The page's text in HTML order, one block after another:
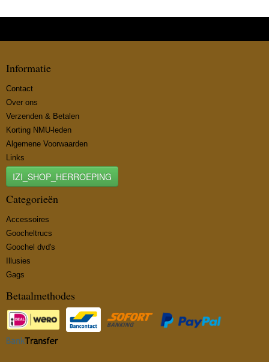
Informatie
Contact
Over ons
Verzenden & Betalen
Korting NMU-leden
Algemene Voorwaarden
Links
IZI_SHOP_HERROEPING
Categorieën
Accessoires
Goocheltrucs
Goochel dvd's
Illusies
Gags
Betaalmethodes